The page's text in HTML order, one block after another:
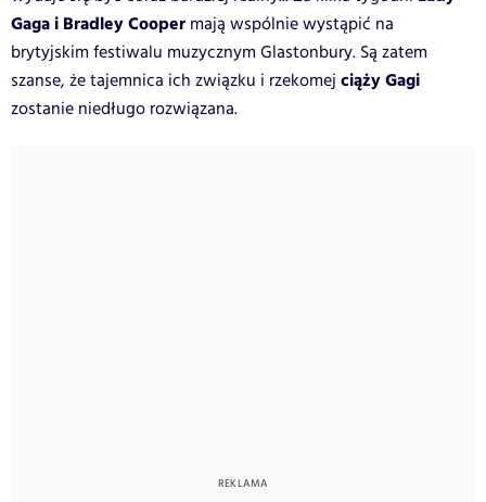
Gaga i Bradley Cooper mają wspólnie wystąpić na
brytyjskim festiwalu muzycznym Glastonbury. Są zatem
szanse, że tajemnica ich związku i rzekomej ciąży Gagi
zostanie niedługo rozwiązana.